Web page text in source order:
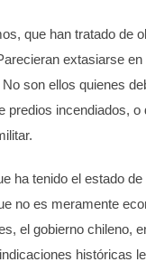
que han tratado de
extasiarse en
son ellos quienes
predios incendiados, o
ha tenido el estado de
no es meramente
el gobierno chileno,
históricas